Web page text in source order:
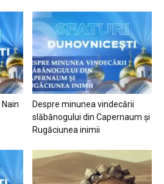
Despre minunea vindecării
slăbănogului din Capernaum și
Rugăciunea inimii